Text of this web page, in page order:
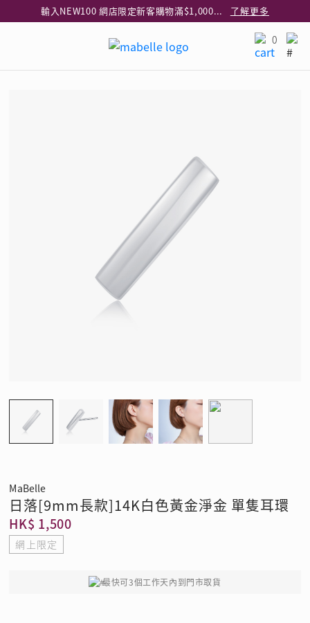
輸入NEW100 網店限定新客購物滿$1,000減$100
了解更多
指定純銀動物耳環2件享7折
0
MaBelle
日落[9mm長款]14K白色黃金淨金 單隻耳環
HK$ 1,500
網上限定
最快可3個工作天內到門市取貨